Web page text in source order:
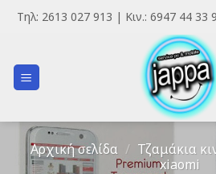
SkipΤηλ: 2613 027 913 | Κιν.: 6947 44 33
Αρχική σελίδα / Τζαμάκια
xiaomi